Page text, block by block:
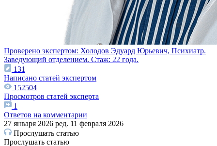
Проверено экспертом: Холодов Эдуард Юрьевич, Психиатр.
Заведующий отделением. Стаж: 22 года.
131
Написано статей экспертом
152504
Просмотров статей эксперта
1
Ответов на комментарии
27 января 2026 ред. 11 февраля 2026
Прослушать статью
Прослушать статью